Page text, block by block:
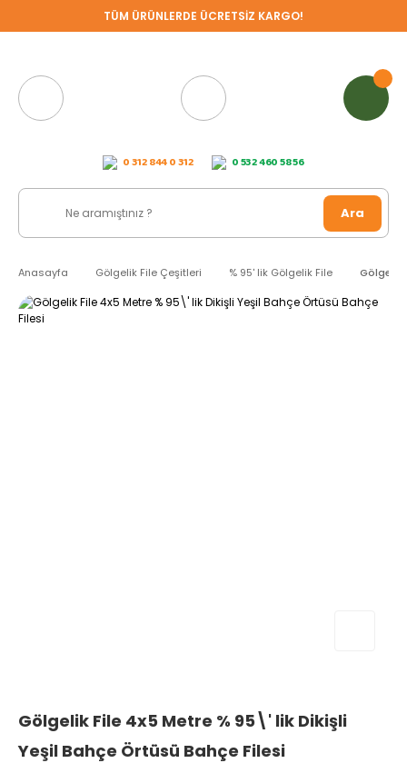
TÜM ÜRÜNLERDE ÜCRETSİZ KARGO!
0 312 844 0 312 0 532 460 58 56
Ara
Anasayfa Gölgelik File Çeşitleri % 95' lik Gölgelik File Gölgelik
Gölgelik File 4x5 Metre % 95\' lik Dikişli
Yeşil Bahçe Örtüsü Bahçe Filesi